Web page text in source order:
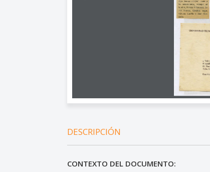
DESCRIPCIÓN
CONTEXTO DEL DOCUMENTO: